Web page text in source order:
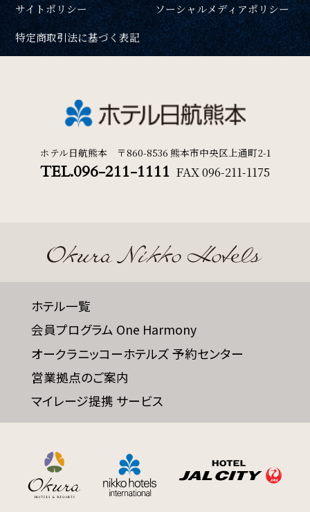
Recruit
採用情報
お問い合わせ
オンラインショップ
パンフレット
ソーシャルメディアポリシー
特定商取引法に基づく表記
サイトポリシー
ソーシャルメディアポリシー
特定商取引法に基づく表記
ホテル日航熊本 〒860-8536 熊本市中央区上通町2-1
TEL.096-211-1111 FAX096-211-1175
ホテル一覧
会員プログラム One Harmony
オークラニッコーホテルズ 予約センター
営業拠点のご案内
マイレージ提携 サービス